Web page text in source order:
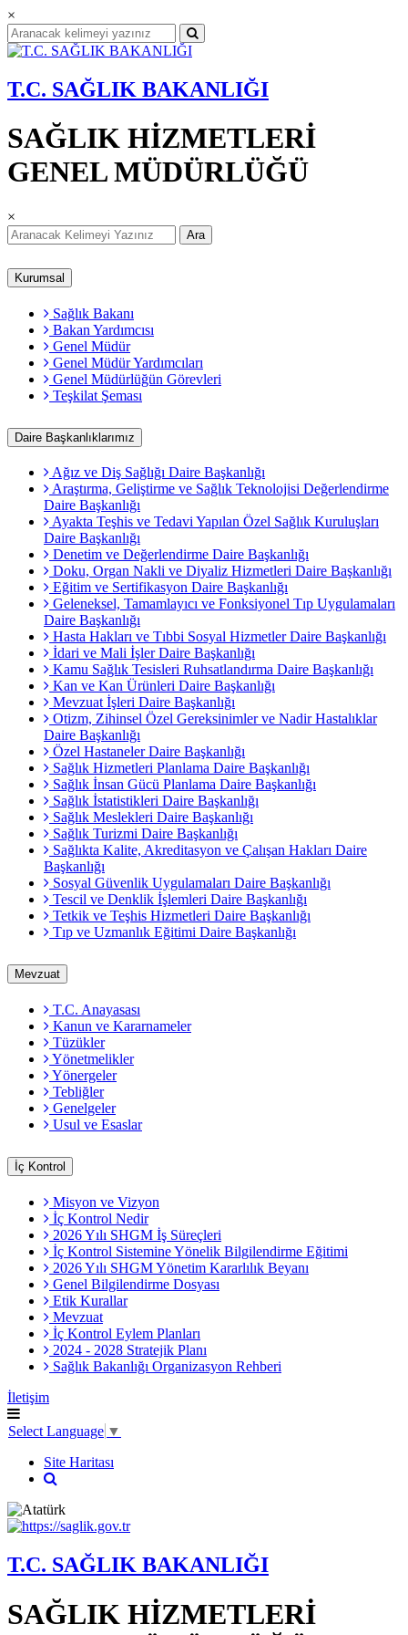
×
T.C. SAĞLIK BAKANLIĞI
SAĞLIK HİZMETLERİ
GENEL MÜDÜRLÜĞÜ
×
Ara
Kurumsal
Sağlık Bakanı
Bakan Yardımcısı
Genel Müdür
Genel Müdür Yardımcıları
Genel Müdürlüğün Görevleri
Teşkilat Şeması
Daire Başkanlıklarımız
Ağız ve Diş Sağlığı Daire Başkanlığı
Araştırma, Geliştirme ve Sağlık Teknolojisi Değerlendirme
Daire Başkanlığı
Ayakta Teşhis ve Tedavi Yapılan Özel Sağlık Kuruluşları
Daire Başkanlığı
Denetim ve Değerlendirme Daire Başkanlığı
Doku, Organ Nakli ve Diyaliz Hizmetleri Daire Başkanlığı
Eğitim ve Sertifikasyon Daire Başkanlığı
Geleneksel, Tamamlayıcı ve Fonksiyonel Tıp Uygulamaları
Daire Başkanlığı
Hasta Hakları ve Tıbbi Sosyal Hizmetler Daire Başkanlığı
İdari ve Mali İşler Daire Başkanlığı
Kamu Sağlık Tesisleri Ruhsatlandırma Daire Başkanlığı
Kan ve Kan Ürünleri Daire Başkanlığı
Mevzuat İşleri Daire Başkanlığı
Otizm, Zihinsel Özel Gereksinimler ve Nadir Hastalıklar
Daire Başkanlığı
Özel Hastaneler Daire Başkanlığı
Sağlık Hizmetleri Planlama Daire Başkanlığı
Sağlık İnsan Gücü Planlama Daire Başkanlığı
Sağlık İstatistikleri Daire Başkanlığı
Sağlık Meslekleri Daire Başkanlığı
Sağlık Turizmi Daire Başkanlığı
Sağlıkta Kalite, Akreditasyon ve Çalışan Hakları Daire
Başkanlığı
Sosyal Güvenlik Uygulamaları Daire Başkanlığı
Tescil ve Denklik İşlemleri Daire Başkanlığı
Tetkik ve Teşhis Hizmetleri Daire Başkanlığı
Tıp ve Uzmanlık Eğitimi Daire Başkanlığı
Mevzuat
T.C. Anayasası
Kanun ve Kararnameler
Tüzükler
Yönetmelikler
Yönergeler
Tebliğler
Genelgeler
Usul ve Esaslar
İç Kontrol
Misyon ve Vizyon
İç Kontrol Nedir
2026 Yılı SHGM İş Süreçleri
İç Kontrol Sistemine Yönelik Bilgilendirme Eğitimi
2026 Yılı SHGM Yönetim Kararlılık Beyanı
Genel Bilgilendirme Dosyası
Etik Kurallar
Mevzuat
İç Kontrol Eylem Planları
2024 - 2028 Stratejik Planı
Sağlık Bakanlığı Organizasyon Rehberi
İletişim
Select Language ▼
Site Haritası
T.C. SAĞLIK BAKANLIĞI
SAĞLIK HİZMETLERİ